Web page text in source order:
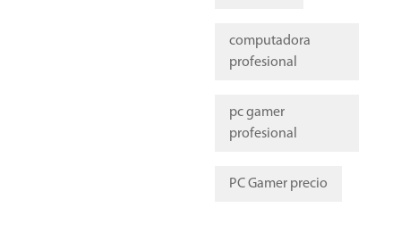
computadora
profesional
pc gamer
profesional
PC Gamer precio